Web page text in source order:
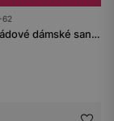
62
Hnědé čokoládové dámské sandály ze štípenky